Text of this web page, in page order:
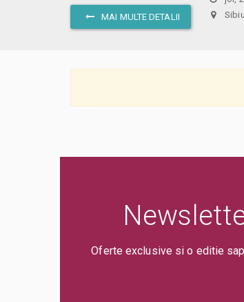
MAI MULTE DETALII
Oferte exclusive si o editie